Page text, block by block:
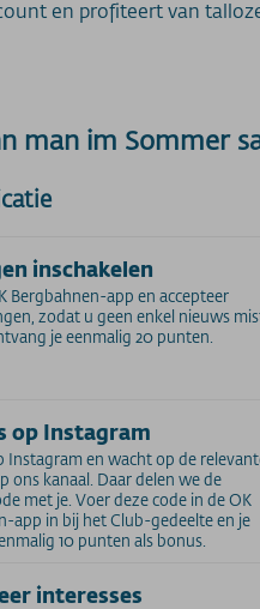
en profiteert van
man im Sommer
inschakelen
Bergbahnen-app en accepteer
zodat u geen enkel nieuws
je eenmalig 20 punten.
op Instagram
Instagram en wacht op de
ons kanaal. Daar delen we de
met je. Voer deze code in de OK
app in bij het Club-gedeelte en je
10 punten als bonus.
interesses